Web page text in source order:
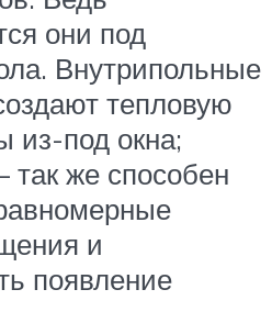
они под
Внутрипольные
тепловую
из-под окна;
так же способен
и
появление